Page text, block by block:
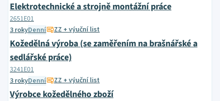
Elektrotechnické a strojně montážní práce
2651E01
3 rokyDenní ZZ + výuční list
Kožedělná výroba (se zaměřením na brašnářské a
sedlářské práce)
3241E01
3 rokyDenní ZZ + výuční list
Výrobce kožedělného zboží